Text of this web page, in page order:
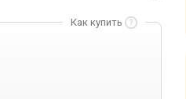
Как купить